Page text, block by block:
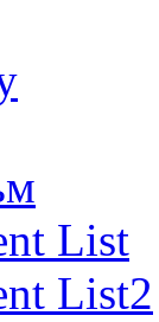
List
List2